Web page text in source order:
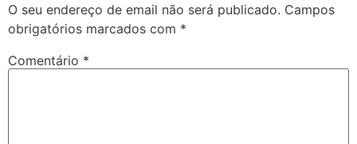
O seu endereço de email não será publicado. Campos
obrigatórios marcados com *
Comentário *